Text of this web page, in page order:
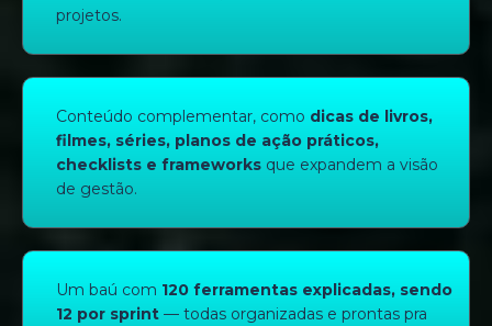
projetos.
Conteúdo complementar, como dicas de livros,
filmes, séries, planos de ação práticos,
checklists e frameworks que expandem a visão
de gestão.
Um baú com 120 ferramentas explicadas, sendo
12 por sprint — todas organizadas e prontas pra